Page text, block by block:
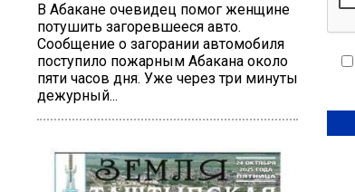
В Абакане очевидец помог женщине
потушить загоревшееся авто.
Сообщение о загорании автомобиля
поступило пожарным Абакана около
пяти часов дня. Уже через три минуты
дежурный...